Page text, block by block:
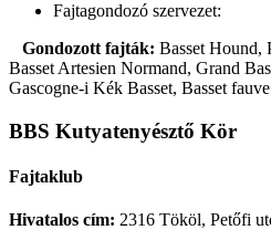
Fajtagondozó szervezet:
Gondozott fajták: Basset Hound,
Basset Artesien Normand, Grand
Gascogne-i Kék Basset, Basset
BBS Kutyatenyésztő Kör
Fajtaklub
Hivatalos cím: 2316 Tököl, Petőfi